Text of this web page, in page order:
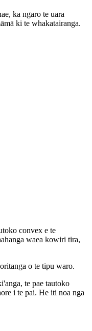
ka ngaro te uara
ki te whakatairanga.
convex e te
waea kowiri tira,
o te tipu waro.
te pae tautoko
i te pai. He iti noa nga